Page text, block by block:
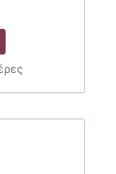
τιμή